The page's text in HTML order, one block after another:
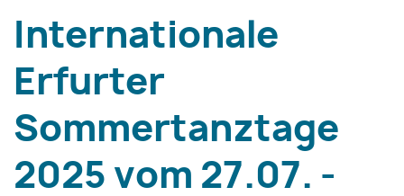
Internationale
Erfurter
Sommertanztage
2025 vom 27.07. -